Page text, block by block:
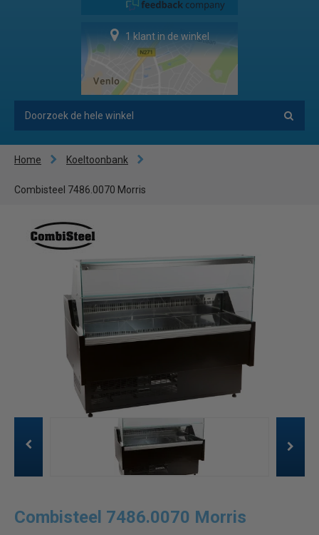
1 klant in de winkel
Home Koeltoonbank
Combisteel 7486.0070 Morris
Combisteel 7486.0070 Morris